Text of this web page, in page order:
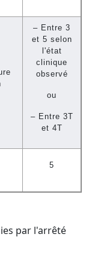
– Entre 3
et 5 selon
l'état
clinique
observé
ou
– Entre 3T
et 4T
5
par l'arrêté